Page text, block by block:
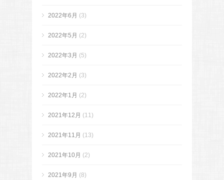
2022年6月 (3)
2022年5月 (2)
2022年3月 (5)
2022年2月 (3)
2022年1月 (2)
2021年12月 (11)
2021年11月 (13)
2021年10月 (2)
2021年9月 (8)